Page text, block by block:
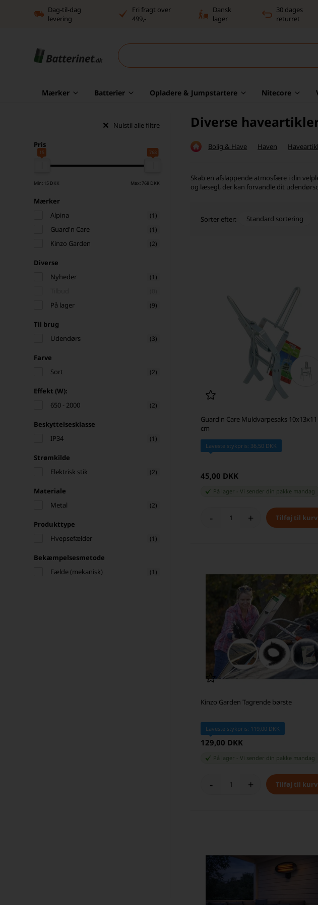
Dag-til-dag
levering
Fri fragt over
499,-
Dansk
lager
30 dages
returret
Mærker Batterier Opladere & Jumpstartere Nitecore
Nulstil alle filtre
Pris
15 768
Min: 15 DKK Max: 768 DKK
Mærker
Alpina
(1)
Guard'n Care (1)
Kinzo Garden (2)
Diverse
Nyheder
(1)
På lager (9)
Til brug
Udendørs
(3)
Farve
Sort
(2)
Effekt (W):
650 - 2000
(2)
Beskyttelsesklasse
IP34
(1)
Strømkilde
Elektrisk stik
(2)
Materiale
Metal
(2)
Produkttype
Hvepsefælder
(1)
Bekæmpelsesmetode
Fælde (mekanisk)
(1)
Diverse
Bolig & Have Haven
Skab en afslappende atmosfære i din
og læsegl, der kan forvandle dit
Sorter efter: Standard sortering
Guard'n Care Muldvarpesaks 10x13x11
cm
Laveste stykpris: 36,50 DKK
45,00 DKK
På lager -Vi sender din pakke mandag
- +
Kinzo Garden Tagrende børste
Laveste stykpris: 119,00 DKK
129,00 DKK
På lager -Vi sender din pakke mandag
- +